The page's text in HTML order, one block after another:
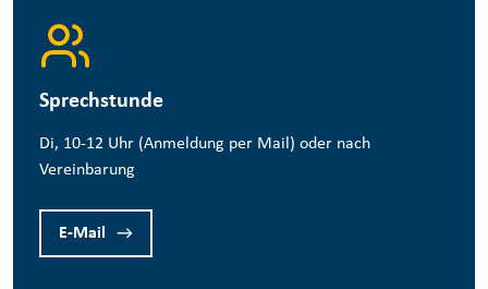
Sprechstunde
Di, 10-12 Uhr (Anmeldung per Mail) oder nach
Vereinbarung
E-Mail